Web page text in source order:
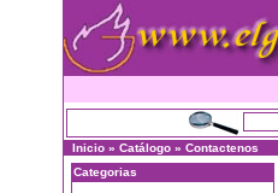
Inicio » Catálogo » Contactenos
Categorias